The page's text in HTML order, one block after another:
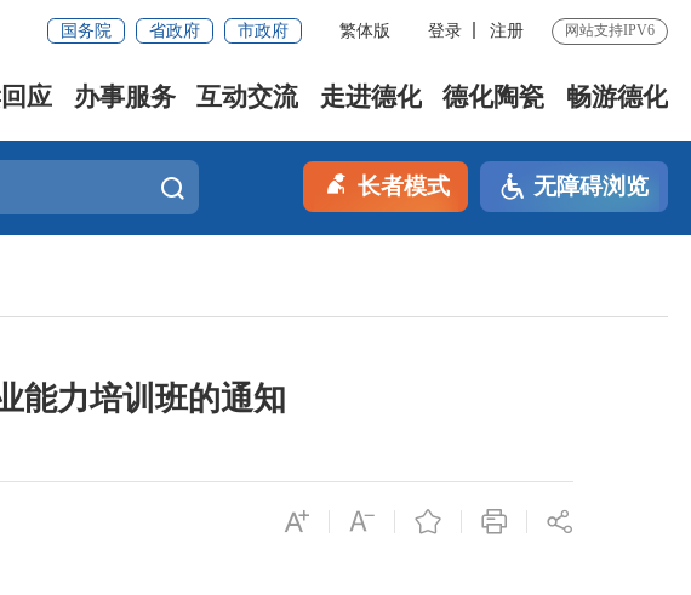
国务院 省政府 市政府 繁体版 登录 注册 网站支持IPV6
应 办事服务 互动交流 走进德化 德化陶瓷 畅游德化
长者模式 无障碍浏览
能力培训班的通知